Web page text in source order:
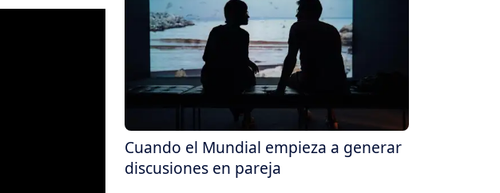
Cuando el Mundial empieza a generar
discusiones en pareja